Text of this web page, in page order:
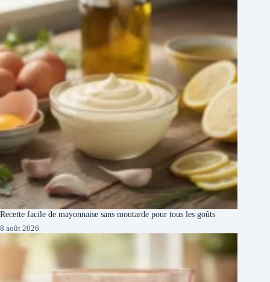
Recette facile de mayonnaise sans moutarde pour tous les goûts
8 août 2026